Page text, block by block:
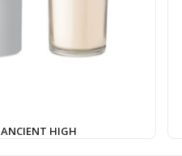
ANCIENT HIGH